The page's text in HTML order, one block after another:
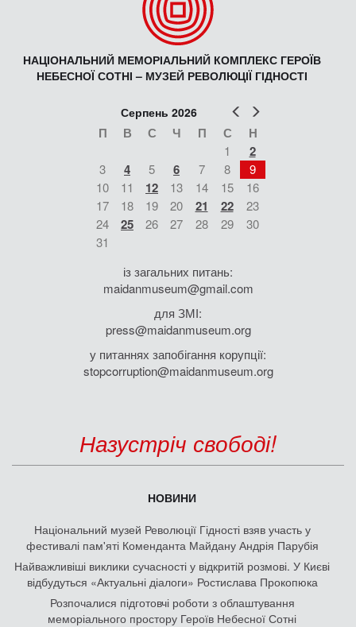
НАЦІОНАЛЬНИЙ МЕМОРІАЛЬНИЙ КОМПЛЕКС ГЕРОЇВ
НЕБЕСНОЇ СОТНІ – МУЗЕЙ РЕВОЛЮЦІЇ ГІДНОСТІ
Попер
Серпень 2026
П В С Ч П С Н
1 2
3 4 5 6 7 8
9
10
11 12 13 14 15
16
17
18 19 20 21 22
23
24
25 26 27 28 29
30
31
із загальних питань:
maidanmuseum@gmail.com
для ЗМІ:
press@maidanmuseum.org
у питаннях запобігання корупції:
stopcorruption@maidanmuseum.org
Назустріч свободі!
НОВИНИ
Національний музей Революції Гідності взяв участь у
фестивалі пам'яті Коменданта Майдану Андрія Парубія
Найважливіші виклики сучасності у відкритій розмові. У Києві
відбудуться «Актуальні діалоги» Ростислава Прокопюка
Розпочалися підготовчі роботи з облаштування
меморіального простору Героїв Небесної Сотні